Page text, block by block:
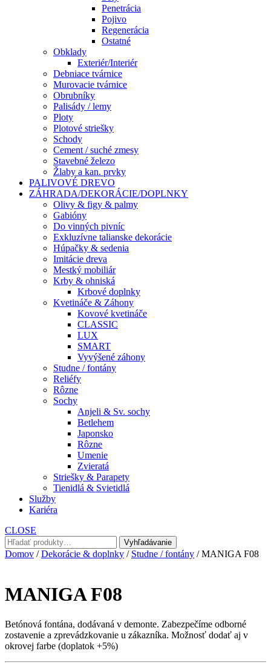
Penetrácia
Pojivo
Regenerácia
Ostatné
Obklady
Exteriér/Interiér
Debniace tvárnice
Murovacie tvárnice
Obrubníky
Palisády / lemy
Ploty
Plotové striešky
Schody
Cement / suché zmesy
Stavebné železo
Žlaby a kan. prvky
PALIVOVÉ DREVO
ZÁHRADA/DEKORÁCIE/DOPLNKY
Olivy & figy & palmy
Gabióny
Do vinných pivníc
Exkluzívne talianske dekorácie
Húpačky & sedenia
Imitácie dreva
Mestký mobiliár
Krby & ohniská
Krbové doplnky
Kvetináče & Záhony
Kovové kvetináče
CLASSIC
LUX
SMART
Vyvýšené záhony
Studne / fontány
Reliéfy
Rôzne
Sochy
Anjeli & Sv. sochy
Betlehem
Japonsko
Rôzne
Umenie
Zvieratá
Striešky & Parapety
Tienidlá & Svietidlá
Služby
Kariéra
CLOSE
Hľadať:
Vyhľadávanie
Domov /Dekorácie & doplnky / Studne / fontány / MANIGA F08
MANIGA F08
Betónová fontána, dodávaná v demonte. Zabezpečíme odborné
zostavenie a zprevádzkovanie u zákazníka. Možnosť dodať aj v
okrovej farbe (doplatok +5%)